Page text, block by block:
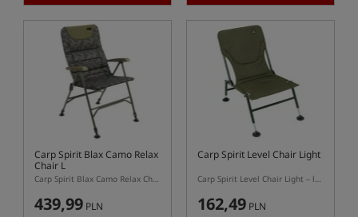
Carp Spirit Blax Camo Relax
Chair L
Carp Spirit Blax Camo Relax Chair L – fotel karpiowy z regulowanym oparciem
439,99 PLN
Carp Spirit Level Chair Light
Carp Spirit Level Chair Light – lekki fotel wędkarski z regulowanymi nogami
162,49 PLN